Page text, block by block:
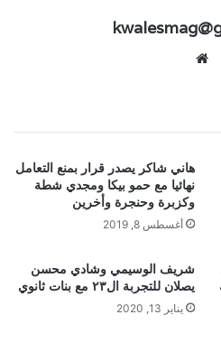
هاني شاكر يصدر قرار بمنع التعامل
نهائيا مع حمو بيكا ومجدي شطة
وكزبرة وحنجرة وأخرين
أغسطس 8, 2019
شريف الوسيمي وشادي محسن
يصلان للتجربة ال٢٣ مع بنات ثانوي
يناير 13, 2020